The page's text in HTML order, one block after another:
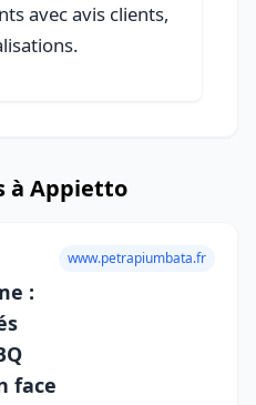
avec avis clients,
à Appietto
:
face
www.petrapiumbata.fr